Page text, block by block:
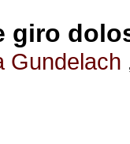
giro
Gundelach